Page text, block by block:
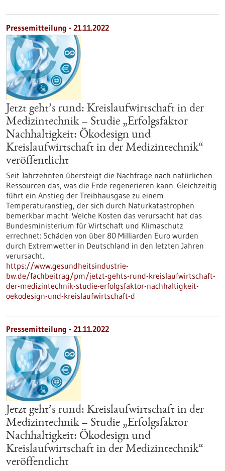
Pressemitteilung - 21.11.2022
Jetzt geht’s rund: Kreislaufwirtschaft in der
Medizintechnik – Studie „Erfolgsfaktor
Nachhaltigkeit: Ökodesign und
Kreislaufwirtschaft in der Medizintechnik“
veröffentlicht
Seit Jahrzehnten übersteigt die Nachfrage nach natürlichen
Ressourcen das, was die Erde regenerieren kann. Gleichzeitig
führt ein Anstieg der Treibhausgase zu einem
Temperaturanstieg, der sich durch Naturkatastrophen
bemerkbar macht. Welche Kosten das verursacht hat das
Bundesministerium für Wirtschaft und Klimaschutz
errechnet: Schäden von über 80 Milliarden Euro wurden
durch Extremwetter in Deutschland in den letzten Jahren
verursacht.
https://www.gesundheitsindustrie-
bw.de/fachbeitrag/pm/jetzt-gehts-rund-kreislaufwirtschaft-
der-medizintechnik-studie-erfolgsfaktor-nachhaltigkeit-
oekodesign-und-kreislaufwirtschaft-d
Pressemitteilung - 21.11.2022
Jetzt geht’s rund: Kreislaufwirtschaft in der
Medizintechnik – Studie „Erfolgsfaktor
Nachhaltigkeit: Ökodesign und
Kreislaufwirtschaft in der Medizintechnik“
veröffentlicht